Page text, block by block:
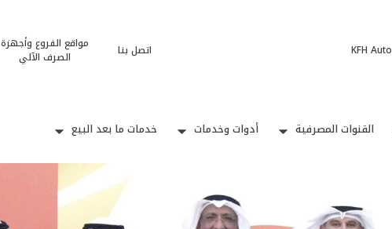
KFH Auto اتصل بنا
مواقع الفروع وأجهزة
الصرف الآلي
القنوات المصرفية أدوات وخدمات خدمات ما بعد البيع